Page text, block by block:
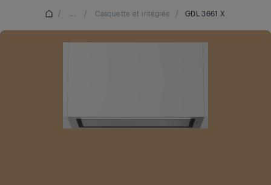
/ ... / Casquette et intégrée / GDL 3661 X